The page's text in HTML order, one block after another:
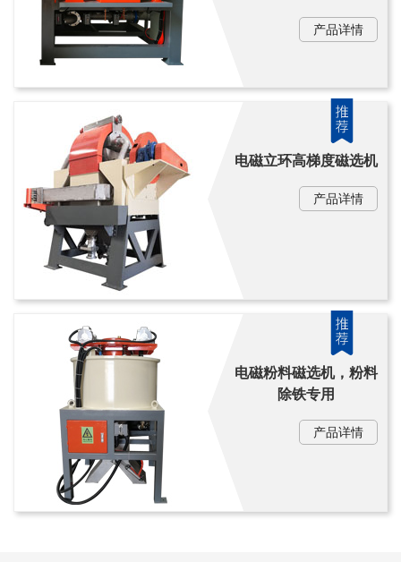
产品详情
电磁立环高梯度磁选机
产品详情
电磁粉料磁选机，粉料
除铁专用
产品详情